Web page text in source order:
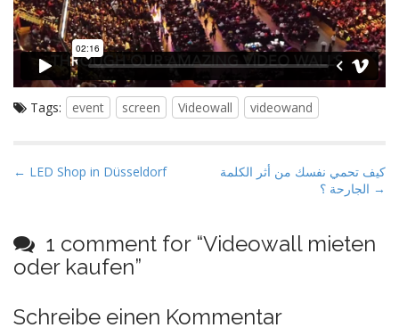
Tags: event screen Videowall videowand
P
t
n
v
← LED Shop in Düsseldorf
كيف تحمي نفسك من أثر الكلمة
الجارحة ؟ →
1 comment for “Videowall mieten
oder kaufen”
Schreibe einen Kommentar